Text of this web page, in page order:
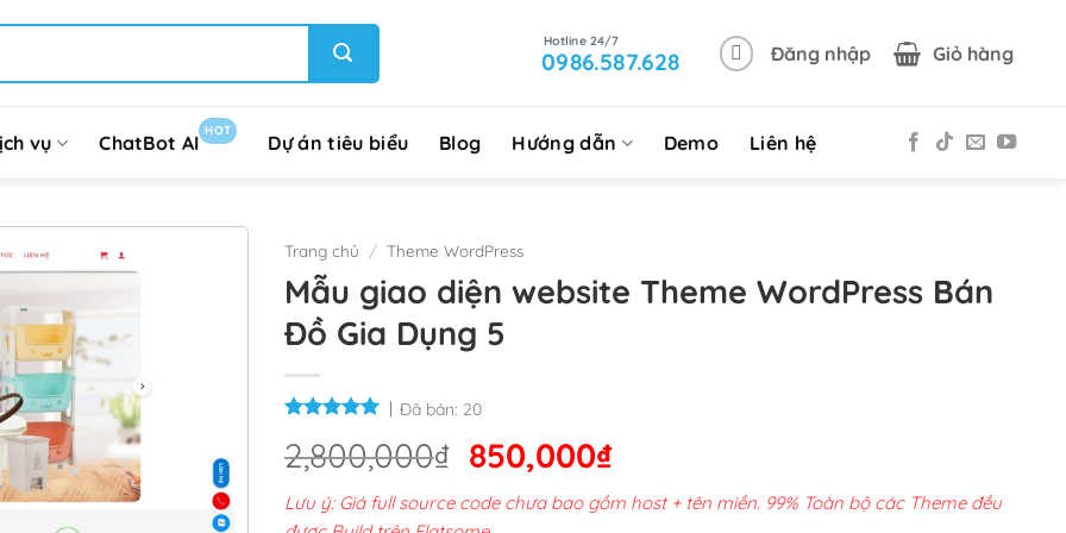
0986.587.628 Đăng nhập Giỏ hàng
vụ ChatBot AI
HOT
Dự án tiêu biểu Blog Hướng dẫn Demo Liên hệ
Trang chủ / Theme WordPress
Mẫu giao diện website Theme WordPress Bán
Đồ Gia Dụng 5
Đã bán: 20
2,800,000₫ Giá
gốc
là:
850,000₫Giá
hiện
tại
Lưu ý: Giá full source code chưa bao gồm host + tên miền. 99% Toàn bộ các Theme đều